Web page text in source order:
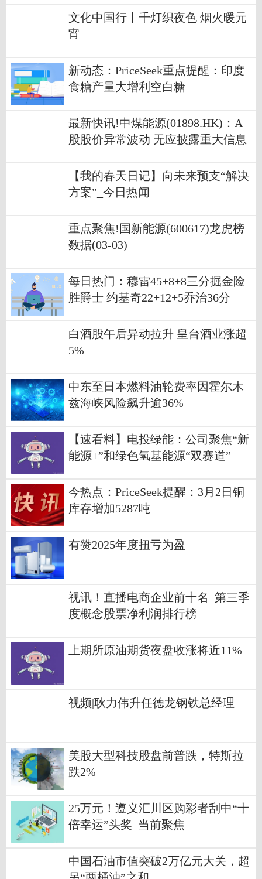
文化中国行丨千灯织夜色 烟火暖元
宵
新动态：PriceSeek重点提醒：印度
食糖产量大增利空白糖
最新快讯!中煤能源(01898.HK)：A
股股价异常波动 无应披露重大信息
【我的春天日记】向未来预支“解决
方案”_今日热闻
重点聚焦!国新能源(600617)龙虎榜
数据(03-03)
每日热门：穆雷45+8+8三分掘金险
胜爵士 约基奇22+12+5乔治36分
​白酒股午后异动拉升 皇台酒业涨超
5%
中东至日本燃料油轮费率因霍尔木
兹海峡风险飙升逾36%
【速看料】电投绿能：公司聚焦“新
能源+”和绿色氢基能源“双赛道”
今热点：PriceSeek提醒：3月2日铜
库存增加5287吨
有赞2025年度扭亏为盈
视讯！直播电商企业前十名_第三季
度概念股票净利润排行榜
上期所原油期货夜盘收涨将近11%
视频|耿力伟升任德龙钢铁总经理
美股大型科技股盘前普跌，特斯拉
跌2%
25万元！遵义汇川区购彩者刮中“十
倍幸运”头奖_当前聚焦
中国石油市值突破2万亿元大关，超